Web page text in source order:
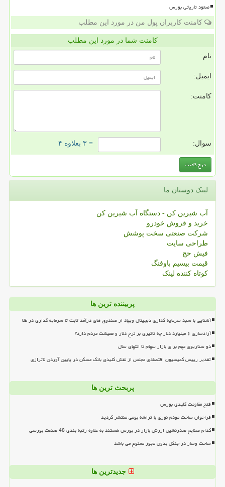
صعود تاریخی بورس
کامنت کاربران پول من در مورد این مطلب
کامنت شما در مورد این مطلب
نام:
ایمیل:
کامنت:
سوال: = ۳ بعلاوه ۴
لینک دوستان ما
آب شیرین کن - دستگاه آب شیرین کن
خرید و فروش خودرو
شرکت صنعتی سخت پوشش
طراحی سایت
فیش حج
قیمت بیسیم باوفنگ
کوتاه کننده لینک
پربیننده ترین ها
آشنایی با سبد سرمایه گذاری دیجیتال ویپاد از صندوق های درآمد ثابت تا سرمایه گذاری در طلا
آزادسازی ۶ میلیارد دلار چه تاثیری بر نرخ دلار و معیشت مردم دارد؟
دو سناریوی مهم برای بازار سهام تا انتهای سال
تقدیر رییس کمیسیون اقتصادی مجلس از نقش کلیدی بانک مسکن در پایین آوردن ناترازی
پربحث ترین ها
فتح مقاومت کلیدی بورس
فراخوان ساخت مودم نوری با تراشه بومی منتشر گردید
کدام صنایع صدرنشین ارزش بازار در بورس هستند به علاوه رتبه بندی 48 صنعت بورسی
ساخت وساز در جنگل بدون مجوز ممنوع می باشد
جدیدترین ها